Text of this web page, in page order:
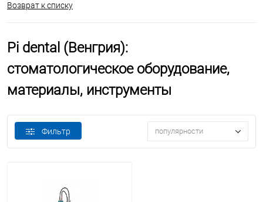
Возврат к списку
Pi dental (Венгрия):
стоматологическое оборудование,
материалы, инструменты
Фильтр популярности